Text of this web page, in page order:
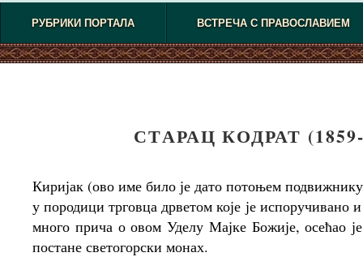
РУБРИКИ ПОРТАЛА ВСТРЕЧА С ПРАВОСЛАВИЕМ
СТАРАЦ КОДРАТ
Киријак (ово име било је дато потоњем
у породици трговца дрветом које је
много прича о овом Уделу Мајке Божије, осећао
постане светогорски монах.